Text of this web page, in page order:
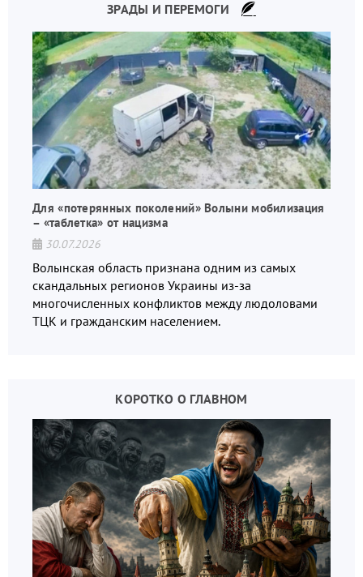
ЗРАДЫ И ПЕРЕМОГИ
Для «потерянных поколений» Волыни мобилизация
– «таблетка» от нацизма
30.07.2026
Волынская область признана одним из самых
скандальных регионов Украины из-за
многочисленных конфликтов между людоловами
ТЦК и гражданским населением.
КОРОТКО О ГЛАВНОМ